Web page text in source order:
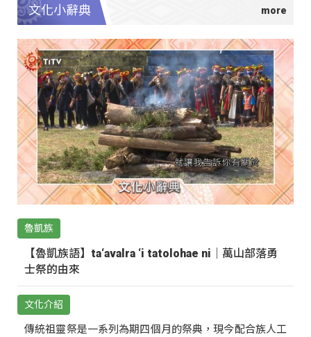
文化小辭典
魯凱族
【魯凱族語】ta‘avalra ‘i tatolohae ni｜萬山部落勇
士祭的由來
文化介紹
傳統祖靈祭是一系列為期四個月的祭典，現今配合族人工